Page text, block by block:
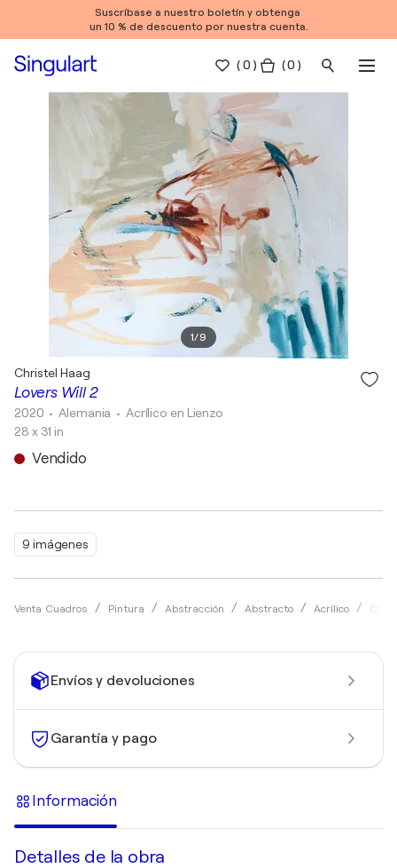
Suscríbase a nuestro boletín y obtenga
un 10 % de descuento por nuestra cuenta.
(0 ) ( 0 )
1/9
9 imágenes
Venta Cuadros Pintura Abstracción Abstracto Acrílico
Lovers Will 2
Christel Haag
2020 • Alemania • Acrílico en Lienzo
28 x 31 in
Vendido
Envíos y devoluciones
Garantía y pago
Información
Detalles de la obra